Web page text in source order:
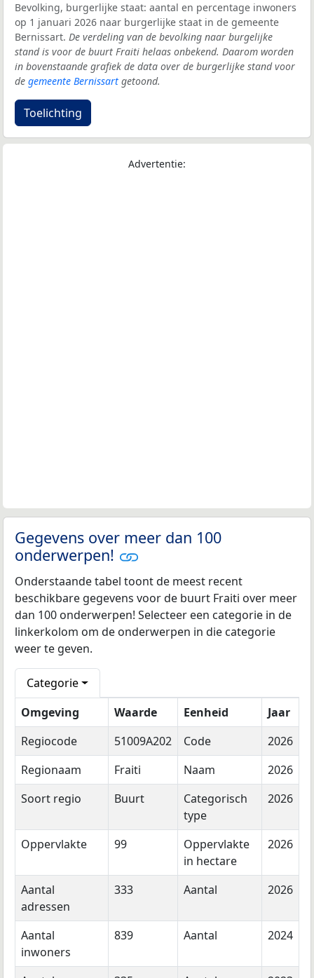
Bevolking, burgerlijke staat: aantal en percentage inwoners
op 1 januari 2026 naar burgerlijke staat in de gemeente
Bernissart. De verdeling van de bevolking naar burgelijke
stand is voor de buurt Fraiti helaas onbekend. Daarom worden
in bovenstaande grafiek de data over de burgerlijke stand voor
de gemeente Bernissart getoond.
Toelichting
Advertentie:
Gegevens over meer dan 100
onderwerpen!
Onderstaande tabel toont de meest recent
beschikbare gegevens voor de buurt Fraiti over meer
dan 100 onderwerpen! Selecteer een categorie in de
linkerkolom om de onderwerpen in die categorie
weer te geven.
Categorie
Omgeving
Waarde Eenheid
Jaar
Regiocode
51009A202 Code
2026
Regionaam
Fraiti Naam
2026
Soort regio
Buurt
Categorisch
type
2026
Oppervlakte 99
Oppervlakte
in hectare
2026
Aantal
adressen
333 Aantal 2026
Aantal
inwoners
839 Aantal 2024